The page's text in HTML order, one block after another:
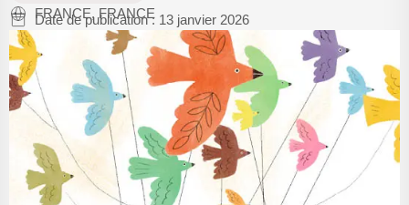
FRANCE, FRANCE
Date de publication : 13 janvier 2026